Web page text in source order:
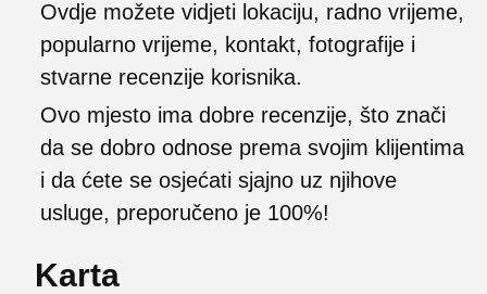
Ovdje možete vidjeti lokaciju, radno vrijeme,
popularno vrijeme, kontakt, fotografije i
stvarne recenzije korisnika.
Ovo mjesto ima dobre recenzije, što znači
da se dobro odnose prema svojim klijentima
i da ćete se osjećati sjajno uz njihove
usluge, preporučeno je 100%!
Karta